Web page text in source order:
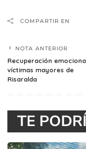
COMPARTIR EN
NOTA ANTERIOR
Recuperación
víctimas mayores de
Risaralda
TE